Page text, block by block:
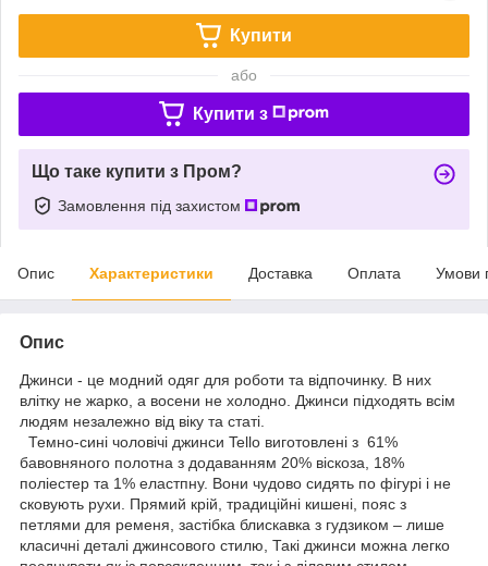
Купити
або
Купити з
Що таке купити з Пром?
Замовлення під захистом
Опис Характеристики Доставка Оплата Умови
Опис
Джинси - це модний одяг для роботи та відпочинку. В них
влітку не жарко, а восени не холодно. Джинси підходять всім
людям незалежно від віку та статі.
Темно-сині чоловічі джинси Tello виготовлені з 61%
бавовняного полотна з додаванням 20% віскоза, 18%
поліестер та 1% еластпну. Вони чудово сидять по фігурі і не
сковують рухи. Прямий крій, традиційні кишені, пояс з
петлями для ременя, застібка блискавка з гудзиком – лише
класичні деталі джинсового стилю, Такі джинси можна легко